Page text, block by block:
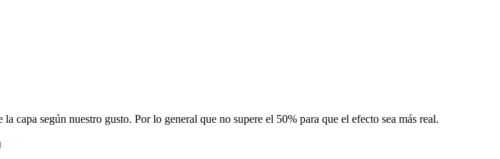
según nuestro gusto. Por lo general que no supere el 50% para que el efecto sea más real.